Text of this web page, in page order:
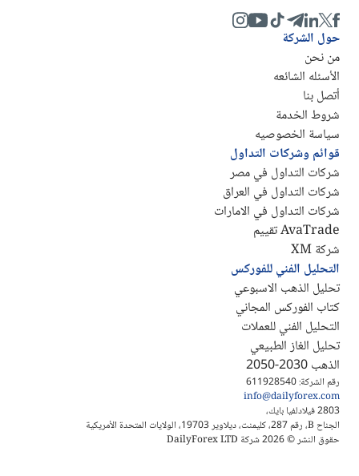
رقم الشركة: 611928540
info@dailyforex.com
2803 فيلادلفيا بايك،
الجناح B، رقم 287، كليمنت، ديلاوير 19703، الولايات المتحدة الأمريكية
حقوق النشر © 2026 شركة DailyForex LTD
حول الشركة
من نحن
الأسئله الشائعه
أتصل بنا
شروط الخدمة
سياسة الخصوصيه
قوائم وشركات التداول
شركات التداول في مصر
شركات التداول في العراق
شركات التداول في الامارات
AvaTrade تقييم
شركة XM
التحليل الفني للفوركس
تحليل الذهب الاسبوعي
كتاب الفوركس المجاني
التحليل الفني للعملات
تحليل الغاز الطبيعي
الذهب 2030-2050